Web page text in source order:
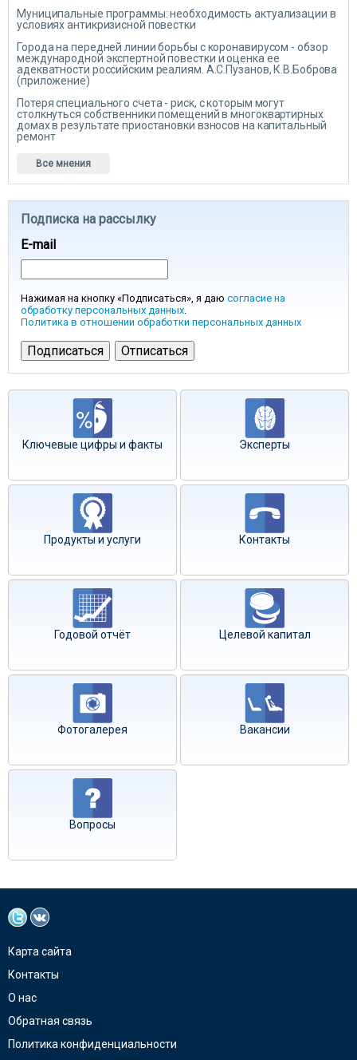
Муниципальные программы: необходимость актуализации в
условиях антикризисной повестки
Города на передней линии борьбы с коронавирусом - обзор
международной экспертной повестки и оценка ее
адекватности российским реалиям. А.С.Пузанов, К.В.Боброва
(приложение)
Потеря специального счета - риск, с которым могут
столкнуться собственники помещений в многоквартирных
домах в результате приостановки взносов на капитальный
ремонт
Все мнения
Подписка на рассылку
E-mail
Нажимая на кнопку «Подписаться», я даю согласие на
обработку персональных данных.
Политика в отношении обработки персональных данных
Ключевые цифры и факты Эксперты
Продукты и услуги Контакты
Годовой отчёт Целевой капитал
Фотогалерея Вакансии
Вопросы
Карта сайта
Контакты
О нас
Обратная связь
Политика конфиденциальности